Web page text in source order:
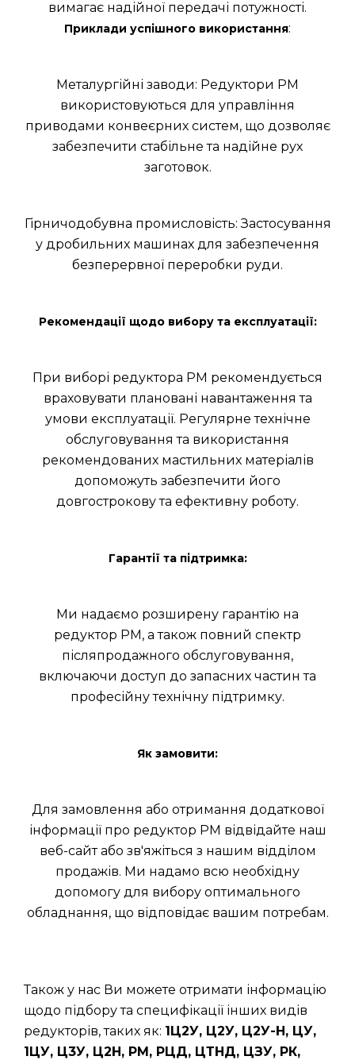
вимагає надійної передачі потужності.
Приклади успішного використання:
Металургійні заводи: Редуктори РМ
використовуються для управління
приводами конвеєрних систем, що дозволяє
забезпечити стабільне та надійне рух
заготовок.
Гірничодобувна промисловість: Застосування
у дробильних машинах для забезпечення
безперервної переробки руди.
Рекомендації щодо вибору та експлуатації:
При виборі редуктора РМ рекомендується
враховувати плановані навантаження та
умови експлуатації. Регулярне технічне
обслуговування та використання
рекомендованих мастильних матеріалів
допоможуть забезпечити його
довгострокову та ефективну роботу.
Гарантії та підтримка:
Ми надаємо розширену гарантію на
редуктор РМ, а також повний спектр
післяпродажного обслуговування,
включаючи доступ до запасних частин та
професійну технічну підтримку.
Як замовити:
Для замовлення або отримання додаткової
інформації про редуктор РМ відвідайте наш
веб-сайт або зв'яжіться з нашим відділом
продажів. Ми надамо всю необхідну
допомогу для вибору оптимального
обладнання, що відповідає вашим потребам.
Також у нас Ви можете отримати інформацію
щодо підбору та специфікації інших видів
редукторів, таких як: 1Ц2У, Ц2У, Ц2У-Н, ЦУ,
1ЦУ, Ц3У, Ц2Н, РМ, РЦД, ЦТНД, ЦЗУ, РК,